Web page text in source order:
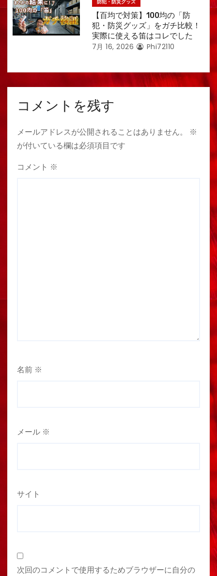
防犯・防災グッズ
【百均で対策】100均の「防
犯・防災グッズ」をガチ比較！
実際に使える笛はコレでした
7月 16, 2026 Phi72110
コメントを残す
メールアドレスが公開されることはありません。
※
が付いている欄は必須項目です
コメント ※
名前 ※
メール ※
サイト
次回のコメントで使用するためブラウザーに自分の